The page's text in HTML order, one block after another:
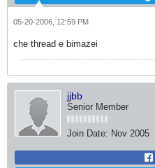
05-20-2006, 12:59 PM
che thread e bimazei
jjbb
Senior Member
Join Date: Nov 2005